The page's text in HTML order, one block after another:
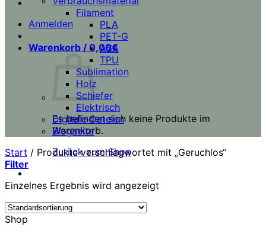
Anmelden
Warenkorb / 0,00€
Es befinden sich keine Produkte im
Warenkorb.
Zurück zum Shop
Filament
PLA
PET-G
ASA
TPU
Sublimation
Holz
Schiefer
Elektrisch
Digitale Dateien
Blogseite
Start / Produkte verschlagwortet mit „Geruchlos“
Filter
Einzelnes Ergebnis wird angezeigt
Shop